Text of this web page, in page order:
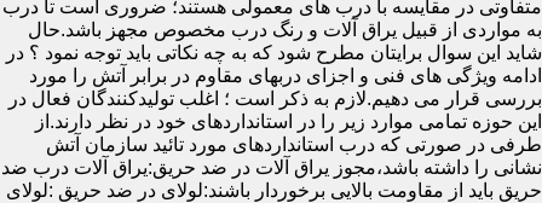
متفاوتی در مقایسه با درب های معمولی هستند؛ ضروری است تا درب
به مواردی از قبیل یراق آلات و رنگ درب مخصوص مجهز باشد.حال
شاید این سوال برایتان مطرح شود که به چه نکاتی باید توجه نمود ؟ در
ادامه ویژگی های فنی و اجزای دربهای مقاوم در برابر آتش را مورد
بررسی قرار می دهیم.لازم به ذکر است ؛ اغلب تولیدکنندگان فعال در
این حوزه تمامی موارد زیر را در استانداردهای خود در نظر دارند.از
طرفی در صورتی که درب استانداردهای مورد تائید سازمان آتش
نشانی را داشته باشد،مجوز یراق آلات در ضد حریق:یراق آلات درب ضد
حریق باید از مقاومت بالایی برخوردار باشند:لولای در ضد حریق :لولای